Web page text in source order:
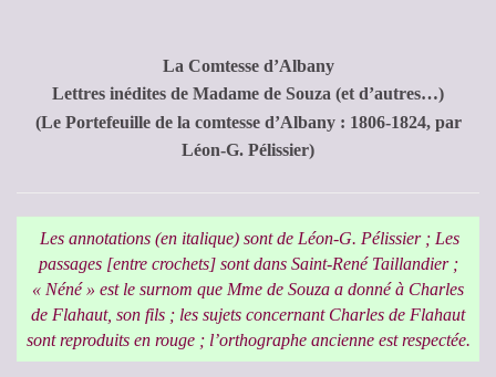
La Comtesse d’Albany
Lettres inédites de Madame de Souza (et d’autres…)
(Le Portefeuille de la comtesse d’Albany : 1806-1824, par
Léon-G. Pélissier)
Les annotations (en italique) sont de Léon-G. Pélissier ; Les
passages [entre crochets] sont dans Saint-René Taillandier ;
« Néné » est le surnom que Mme de Souza a donné à Charles
de Flahaut, son fils ; les sujets concernant Charles de Flahaut
sont reproduits en rouge ; l’orthographe ancienne est respectée.